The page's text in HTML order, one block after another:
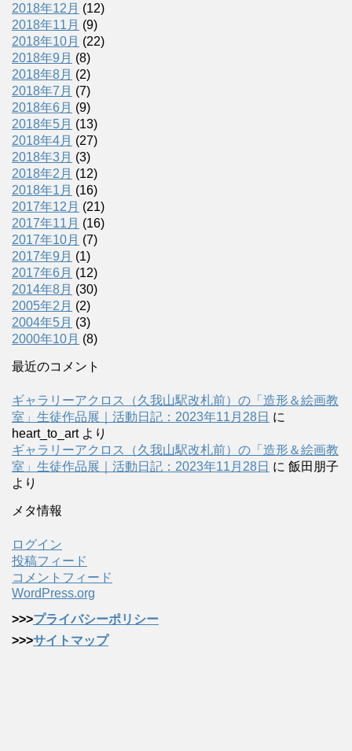
2018年12月 (12)
2018年11月 (9)
2018年10月 (22)
2018年9月 (8)
2018年8月 (2)
2018年7月 (7)
2018年6月 (9)
2018年5月 (13)
2018年4月 (27)
2018年3月 (3)
2018年2月 (12)
2018年1月 (16)
2017年12月 (21)
2017年11月 (16)
2017年10月 (7)
2017年9月 (1)
2017年6月 (12)
2014年8月 (30)
2005年2月 (2)
2004年5月 (3)
2000年10月 (8)
最近のコメント
ギャラリーアクロス（久我山駅改札前）の「造形＆絵画教
室」生徒作品展｜活動日記：2023年11月28日 に
heart_to_artより
ギャラリーアクロス（久我山駅改札前）の「造形＆絵画教
室」生徒作品展｜活動日記：2023年11月28日 に 飯田朋子
より
メタ情報
ログイン
投稿フィード
コメントフィード
WordPress.org
>>>プライバシーポリシー
>>>サイトマップ